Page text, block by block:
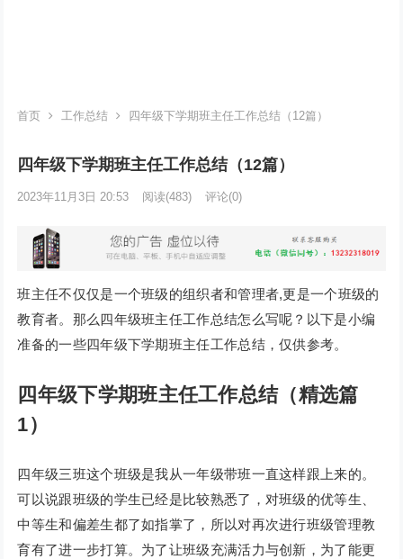
首页 工作总结 四年级下学期班主任工作总结（12篇）
四年级下学期班主任工作总结（12篇）
2023年11月3日 20:53 阅读(483) 评论(0)
班主任不仅仅是一个班级的组织者和管理者,更是一个班级的
教育者。那么四年级班主任工作总结怎么写呢？以下是小编
准备的一些四年级下学期班主任工作总结，仅供参考。
四年级下学期班主任工作总结（精选篇
1）
四年级三班这个班级是我从一年级带班一直这样跟上来的。
可以说跟班级的学生已经是比较熟悉了，对班级的优等生、
中等生和偏差生都了如指掌了，所以对再次进行班级管理教
育有了进一步打算。为了让班级充满活力与创新，为了能更